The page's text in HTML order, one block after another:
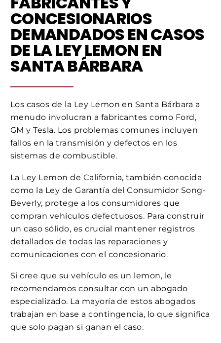
CONCESIONARIOS
DEMANDADOS EN CASOS
DE LA LEY LEMON EN
SANTA BÁRBARA
Los casos de la Ley Lemon en Santa Bárbara a
menudo involucran a fabricantes como Ford,
GM y Tesla. Los problemas comunes incluyen
fallos en la transmisión y defectos en los
sistemas de combustible.
La Ley Lemon de California, también conocida
como la Ley de Garantía del Consumidor Song-
Beverly, protege a los consumidores que
compran vehículos defectuosos. Para construir
un caso sólido, es crucial mantener registros
detallados de todas las reparaciones y
comunicaciones con el concesionario.
Si cree que su vehículo es un lemon, le
recomendamos consultar con un abogado
especializado. La mayoría de estos abogados
trabajan en base a contingencia, lo que significa
que solo pagan si ganan el caso.